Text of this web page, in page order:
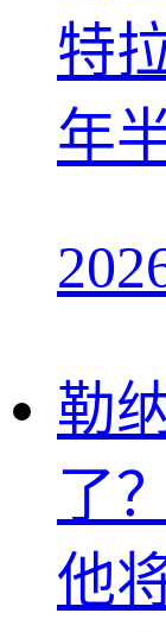
特
年
勒
了
他